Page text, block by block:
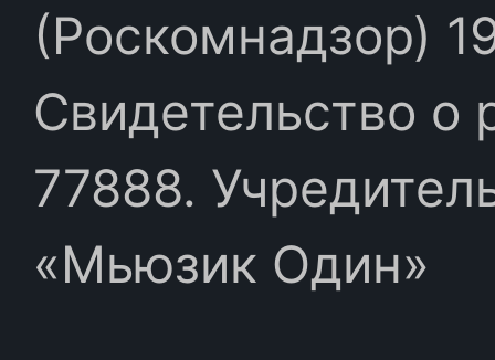
(Роскомнадзор)
Свидетельство
77888.
«Мьюзик Один»